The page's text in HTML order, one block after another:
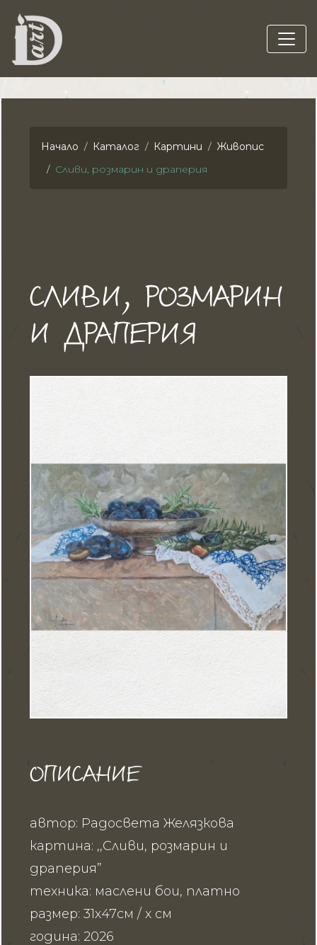
Начало Каталог Картини
Живопис
Сливи, розмарин и драперия
СЛИВИ, РОЗМАРИН
И ДРАПЕРИЯ
ОПИСАНИЕ
автор: Радосвета Желязкова
картина: ,,Сливи, розмарин и
драперия”
техника: маслени бои, платно
размер: 31х47см / х см
година: 2026